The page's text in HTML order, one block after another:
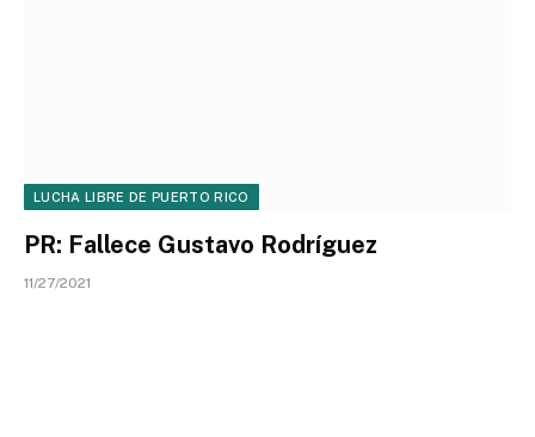
LUCHA LIBRE DE PUERTO RICO
PR: Fallece Gustavo Rodríguez
11/27/2021